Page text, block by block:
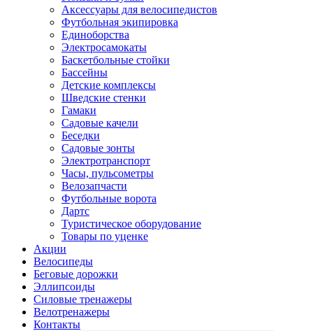
Аксессуары для велосипедистов
Футбольная экипировка
Единоборства
Электросамокаты
Баскетбольные стойки
Бассейны
Детские комплексы
Шведские стенки
Гамаки
Садовые качели
Беседки
Садовые зонты
Электротранспорт
Часы, пульсометры
Велозапчасти
Футбольные ворота
Дартс
Туристическое оборудование
Товары по уценке
Акции
Велосипеды
Беговые дорожки
Эллипсоиды
Силовые тренажеры
Велотренажеры
Контакты